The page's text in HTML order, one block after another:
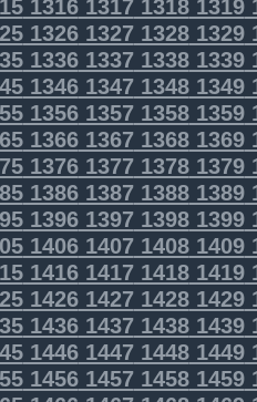
1316131713181319
1326132713281329
1336133713381339
1346134713481349
1356135713581359
1366136713681369
1376137713781379
1386138713881389
1396139713981399
1406140714081409
1416141714181419
1426142714281429
1436143714381439
1446144714481449
1456145714581459